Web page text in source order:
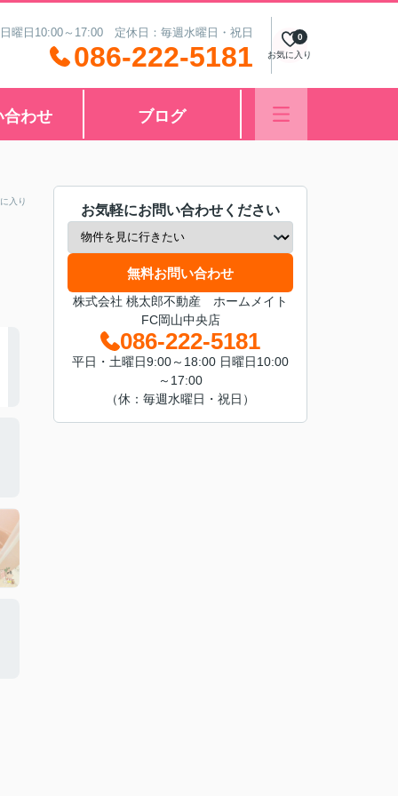
曜日10:00～17:00 定休日：毎週水曜日・祝日
086-222-5181 お気に入り
0
合わせ ブログ
入り
お気軽にお問い合わせください
無料お問い合わせ
株式会社 桃太郎不動産 ホームメイト
FC岡山中央店
086-222-5181
平日・土曜日9:00～18:00 日曜日10:00
～17:00
（休：毎週水曜日・祝日）